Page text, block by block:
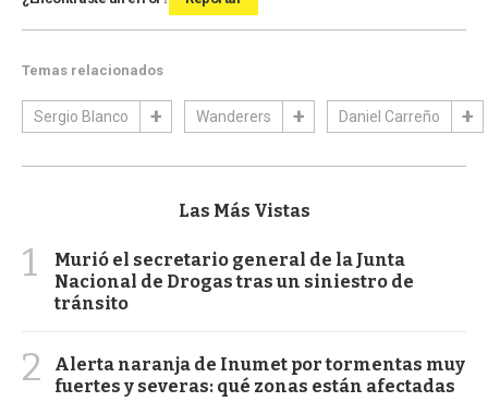
Temas relacionados
Sergio Blanco Wanderers Daniel Carreño
Las Más Vistas
1
Murió el secretario general de la Junta
Nacional de Drogas tras un siniestro de
tránsito
2
Alerta naranja de Inumet por tormentas muy
fuertes y severas: qué zonas están afectadas